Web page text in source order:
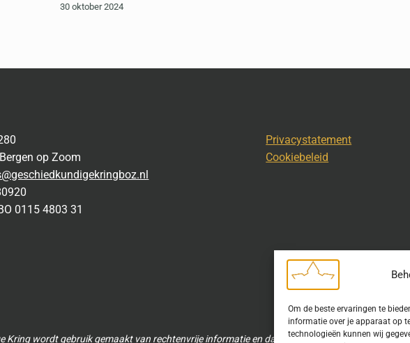
Om de beste ervaringen te
informatie over je apparaat op
technologieën kunnen wij
30 oktober 2024
op Zoom
0115 4803 31
Privacystatement
Cookiebeleid
Kring wordt gebruik gemaakt van rechtenvrije informatie en data waarvoor toestemming is